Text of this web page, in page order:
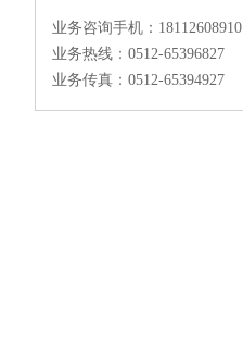
业务咨询手机：18112608910
业务热线：0512-65396827
业务传真：0512-65394927